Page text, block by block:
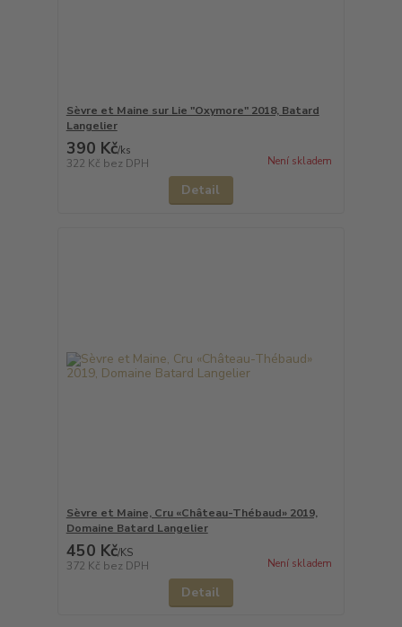
Sèvre et Maine sur Lie "Oxymore" 2018, Batard
Langelier
390 Kč/ks
322 Kč bez DPH Není skladem
Detail
Sèvre et Maine, Cru «Château-Thébaud» 2019,
Domaine Batard Langelier
450 Kč/KS
372 Kč bez DPH Není skladem
Detail